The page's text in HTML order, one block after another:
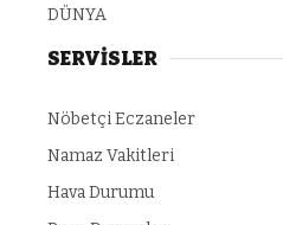
DÜNYA
SERVİSLER
Nöbetçi Eczaneler
Namaz Vakitleri
Hava Durumu